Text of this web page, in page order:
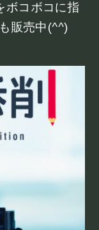
ボコボコに指
販売中(^^)